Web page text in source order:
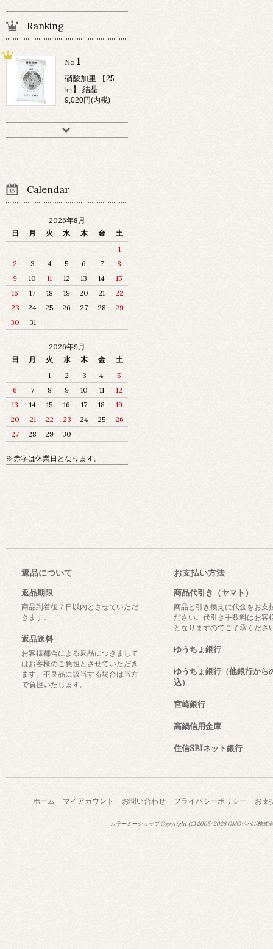
Ranking
No.1
硝酸加里 【25
㎏】 結晶
9,020円(内税)
Calendar
2026年8月
日
月 火 水 木 金
土
1
2
3 4 5 6 7
8
9
10 11 12 13 14
15
16
17 18 19 20 21
22
23
24 25 26 27 28
29
30
31
2026年9月
日
月 火 水 木 金
土
1
2 3 4
5
6
7 8 9 10 11
12
13
14 15 16 17 18
19
20
21 22 23 24 25
26
27
28 29 30
※赤字は休業日となります。
返品について
返品期限
商品到着後７日以内とさせていただ
きます。
返品送料
お客様都合による返品につきまして
はお客様のご負担とさせていただき
ます。不良品に該当する場合は当方
で負担いたします。
お支払い方法
商品代引き（ヤマト）
商品と引き換えに代金をお支
ださい。代引き手数料はお客
となりますのでご了承くださ
ゆうちょ銀行
ゆうちょ銀行（他銀行から
込）
宮崎銀行
高鍋信用金庫
住信SBIネット銀行
ホーム マイアカウント お問い合わせ プライバシーポリシー お支
カラーミーショップCopyright (C) 2005-2026GMOペパボ株式